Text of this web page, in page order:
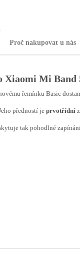
Proč nakupovat u nás
Mi Band
řemínku Basic
předností je prvotřídní
tak pohodlné